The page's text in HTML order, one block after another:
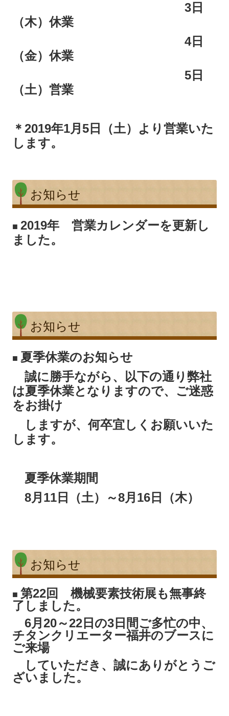
3日
（木）休業
4日
（金）休業
5日
（土）営業
＊2019年1月5日（土）より営業いた
します。
お知らせ
■ 2019年 営業カレンダーを更新し
ました。
お知らせ
■ 夏季休業のお知らせ
誠に勝手ながら、以下の通り弊社
は夏季休業となりますので、ご迷惑
をお掛け
しますが、何卒宜しくお願いいた
します。
夏季休業期間
8月11日（土）～8月16日（木）
お知らせ
■第22回 機械要素技術展も無事終
了しました。
6月20～22日の3日間ご多忙の中、
チタンクリエーター福井のブースに
ご来場
していただき、誠にありがとうご
ざいました。